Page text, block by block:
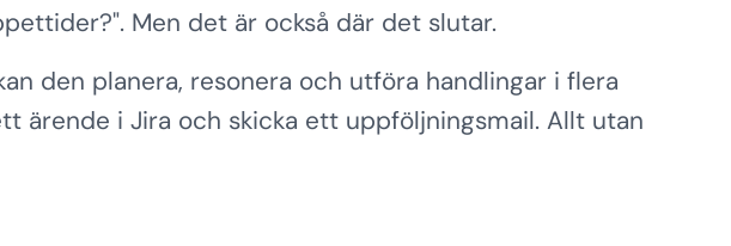
Men det är också där det slutar.
den planera, resonera och utföra handlingar i flera
ärende i Jira och skicka ett uppföljningsmail. Allt utan